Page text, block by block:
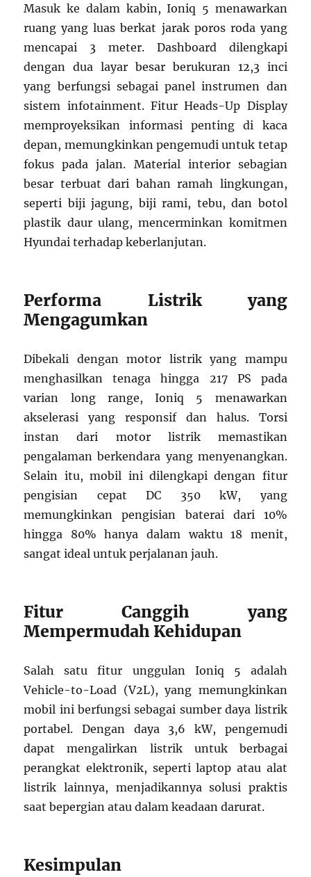
Masuk ke dalam kabin, Ioniq 5 menawarkan
ruang yang luas berkat jarak poros roda yang
mencapai 3 meter. Dashboard dilengkapi
dengan dua layar besar berukuran 12,3 inci
yang berfungsi sebagai panel instrumen dan
sistem infotainment. Fitur Heads-Up Display
memproyeksikan informasi penting di kaca
depan, memungkinkan pengemudi untuk tetap
fokus pada jalan. Material interior sebagian
besar terbuat dari bahan ramah lingkungan,
seperti biji jagung, biji rami, tebu, dan botol
plastik daur ulang, mencerminkan komitmen
Hyundai terhadap keberlanjutan.
Performa Listrik yang
Mengagumkan
Dibekali dengan motor listrik yang mampu
menghasilkan tenaga hingga 217 PS pada
varian long range, Ioniq 5 menawarkan
akselerasi yang responsif dan halus. Torsi
instan dari motor listrik memastikan
pengalaman berkendara yang menyenangkan.
Selain itu, mobil ini dilengkapi dengan fitur
pengisian cepat DC 350 kW, yang
memungkinkan pengisian baterai dari 10%
hingga 80% hanya dalam waktu 18 menit,
sangat ideal untuk perjalanan jauh.
Fitur Canggih yang
Mempermudah Kehidupan
Salah satu fitur unggulan Ioniq 5 adalah
Vehicle-to-Load (V2L), yang memungkinkan
mobil ini berfungsi sebagai sumber daya listrik
portabel. Dengan daya 3,6 kW, pengemudi
dapat mengalirkan listrik untuk berbagai
perangkat elektronik, seperti laptop atau alat
listrik lainnya, menjadikannya solusi praktis
saat bepergian atau dalam keadaan darurat.
Kesimpulan